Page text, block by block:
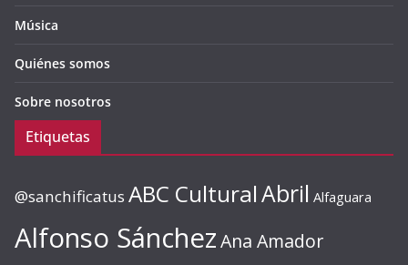
Música
Quiénes somos
Sobre nosotros
Etiquetas
@sanchificatus ABC CulturalAbril Alfaguara
Alfonso SánchezAna Amador